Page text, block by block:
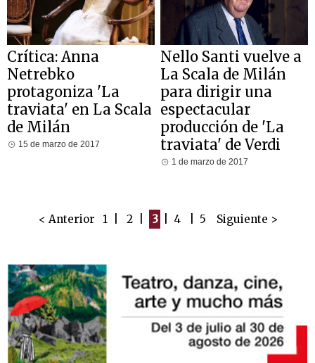
Crítica: Anna
Netrebko
protagoniza 'La
traviata' en La Scala
de Milán
15 de marzo de 2017
Nello Santi vuelve a
La Scala de Milán
para dirigir una
espectacular
producción de 'La
traviata' de Verdi
1 de marzo de 2017
< Anterior 1 2 3 4 5 Siguiente >